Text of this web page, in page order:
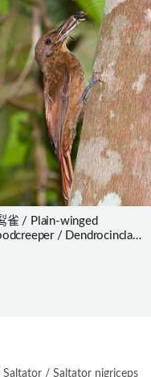
雀 / Plain-winged
/ Dendrocincla
/ Saltator nigriceps